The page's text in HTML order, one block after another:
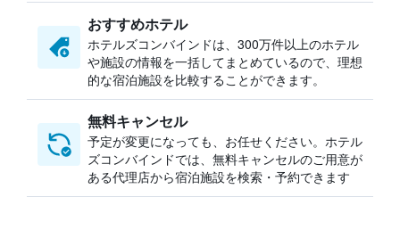
おすすめホテル
ホテルズコンバインドは、300万件以上のホテル
や施設の情報を一括してまとめているので、理想
的な宿泊施設を比較することができます。
無料キャンセル
予定が変更になっても、お任せください。ホテル
ズコンバインドでは、無料キャンセルのご用意が
ある代理店から宿泊施設を検索・予約できます